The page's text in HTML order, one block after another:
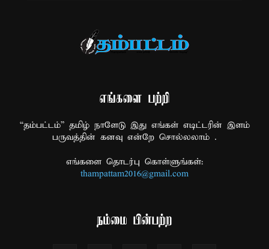
எங்களை பற்றி
“தம்பட்டம்” தமிழ் நாளேடு இது எங்கள் எடிட்டரின் இளம்
பருவத்தின் கனவு என்றே சொல்லலாம் .
எங்களை தொடர்பு கொள்ளுங்கள்:
thampattam2016@gmail.com
நம்மை பின்பற்ற